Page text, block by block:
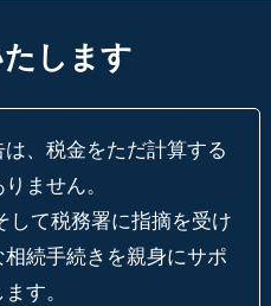
します
、税金をただ計算する
ません。
して税務署に指摘を受け
相続手続きを親身にサポ
す。